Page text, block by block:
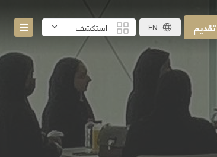
استكشف تقديم EN